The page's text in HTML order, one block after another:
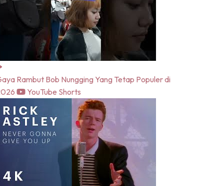
Rambut Bob Nungging Yang Tetap Populer di
YouTube Shorts